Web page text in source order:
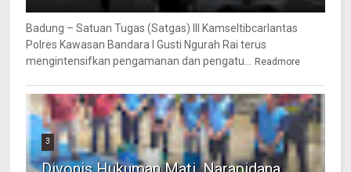
Badung – Satuan Tugas (Satgas) III Kamseltibcarlantas
Polres Kawasan Bandara I Gusti Ngurah Rai terus
mengintensifkan pengamanan dan pengatu...
Readmore
3